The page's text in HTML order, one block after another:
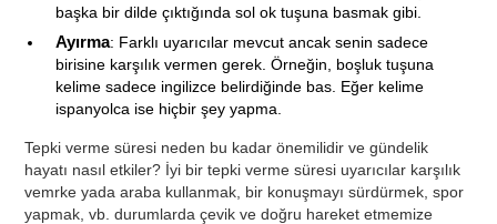
başka bir dilde çıktığında sol ok tuşuna basmak gibi.
Ayırma: Farklı uyarıcılar mevcut ancak senin sadece
birisine karşılık vermen gerek. Örneğin, boşluk tuşuna
kelime sadece ingilizce belirdiğinde bas. Eğer kelime
ispanyolca ise hiçbir şey yapma.
Tepki verme süresi neden bu kadar önemilidir ve gündelik
hayatı nasıl etkiler? İyi bir tepki verme süresi uyarıcılar karşılık
vemrke yada araba kullanmak, bir konuşmayı sürdürmek, spor
yapmak, vb. durumlarda çevik ve doğru hareket etmemize